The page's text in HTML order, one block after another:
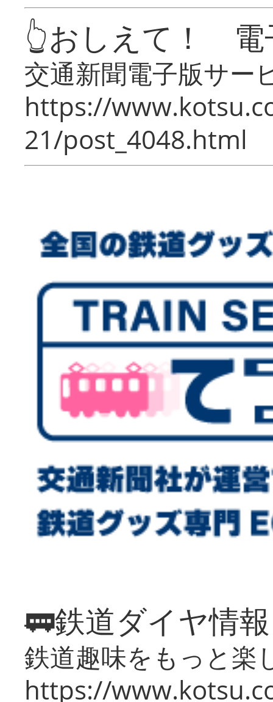
👆おしえて！ 電
交通新聞電子版サー
https://
21/post_4048.html
🚃鉄道ダイヤ情
鉄道趣味をもっと楽
https://